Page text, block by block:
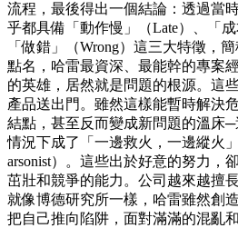
流程，最後得出一個結論：透過當
乎都具備「動作慢」（Late）、「成
「做錯」（Wrong）這三大特徵，
點名，哈雷最資深、最能幹的專案
的英雄，居然就是問題的根源。這
產品送出門。雖然這樣能暫時解決
結點，甚至反而變成新問題的溫床
情況下成了「一邊救火，一邊縱火
arsonist）。這些出於好意的努力，
茁壯和競爭的能力。公司越來越擅
就像博德研究所一樣，哈雷雖然創
把自己推向陷阱，面對滿滿的混亂